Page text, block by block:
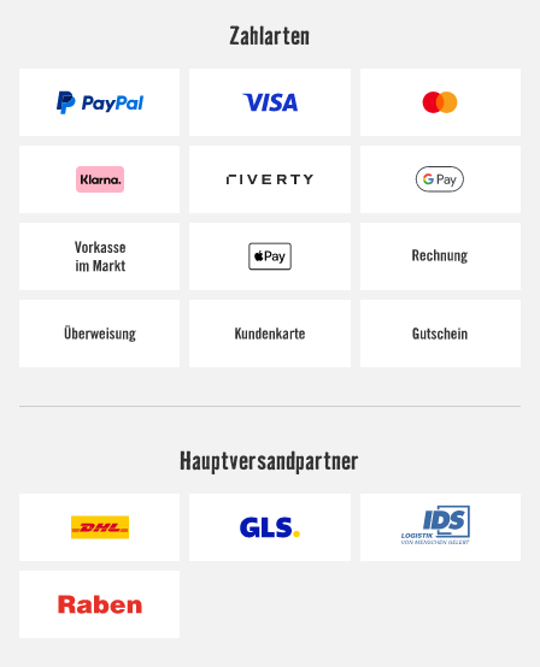
Zahlarten
Hauptversandpartner